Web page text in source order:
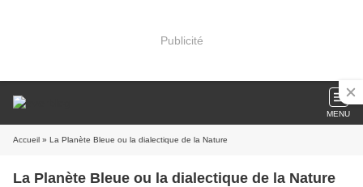
Publicité
MENU
Accueil » La Planète Bleue ou la dialectique de la Nature
La Planète Bleue ou la dialectique de la Nature